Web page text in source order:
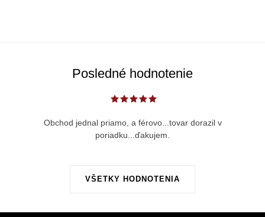
Posledné hodnotenie
VŠETKY HODNOTENIA
Obchod jednal priamo, a férovo...tovar dorazil v
poriadku...ďakujem.